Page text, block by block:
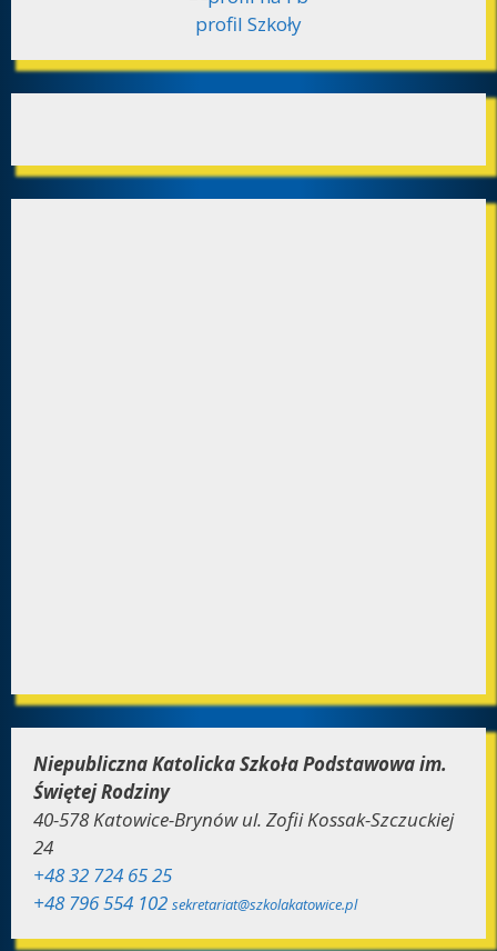
profil Szkoły
Niepubliczna Katolicka Szkoła Podstawowa im.
Świętej Rodziny
40-578 Katowice-Brynów ul. Zofii Kossak-Szczuckiej
24
+48 32 724 65 25
+48 796 554 102 sekretariat@szkolakatowice.pl